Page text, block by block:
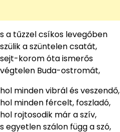
s a tűzzel csíkos levegőben
szülik a szüntelen csatát,
sejt-korom óta ismerős
végtelen Buda-ostromát,
hol minden vibrál és veszendő,
hol minden fércelt, foszladó,
hol rojtosodik már a szív,
s egyetlen szálon függ a szó,